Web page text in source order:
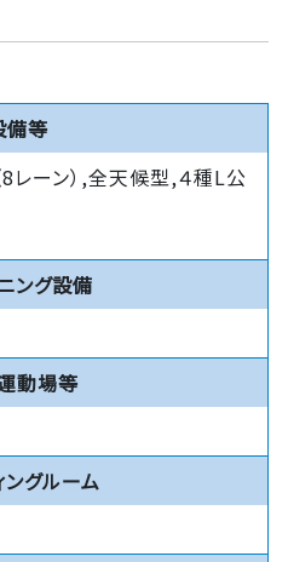
備等
8レーン）,全天候型,４種L公
ング設備
動場等
ングルーム